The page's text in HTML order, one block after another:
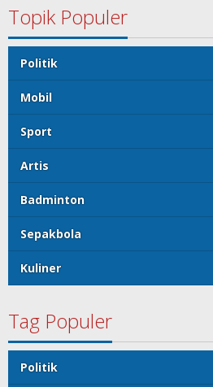
Topik Populer
Politik
Mobil
Sport
Artis
Badminton
Sepakbola
Kuliner
Tag Populer
Politik